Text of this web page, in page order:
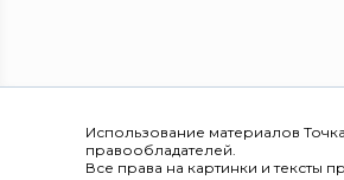
Использование материалов
правообладателей.
Все права на картинки и тексты